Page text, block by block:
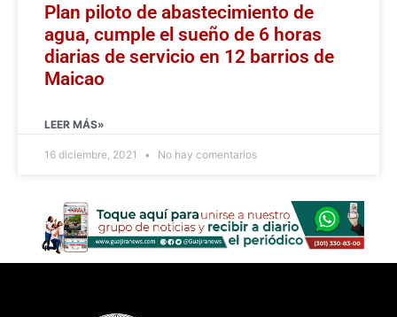
Plan piloto de abastecimiento de
agua, cumple el sueño de 6 horas
diarias de servicio en 12 barrios de
Maicao
LEER MÁS»
16 diciembre, 2021 No hay comentarios